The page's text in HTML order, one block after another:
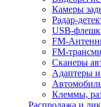
Камеры
Радар-
USB-
FM-
FM-
Сканеры
Адаптеры и
Клеммы,
Распродажа и